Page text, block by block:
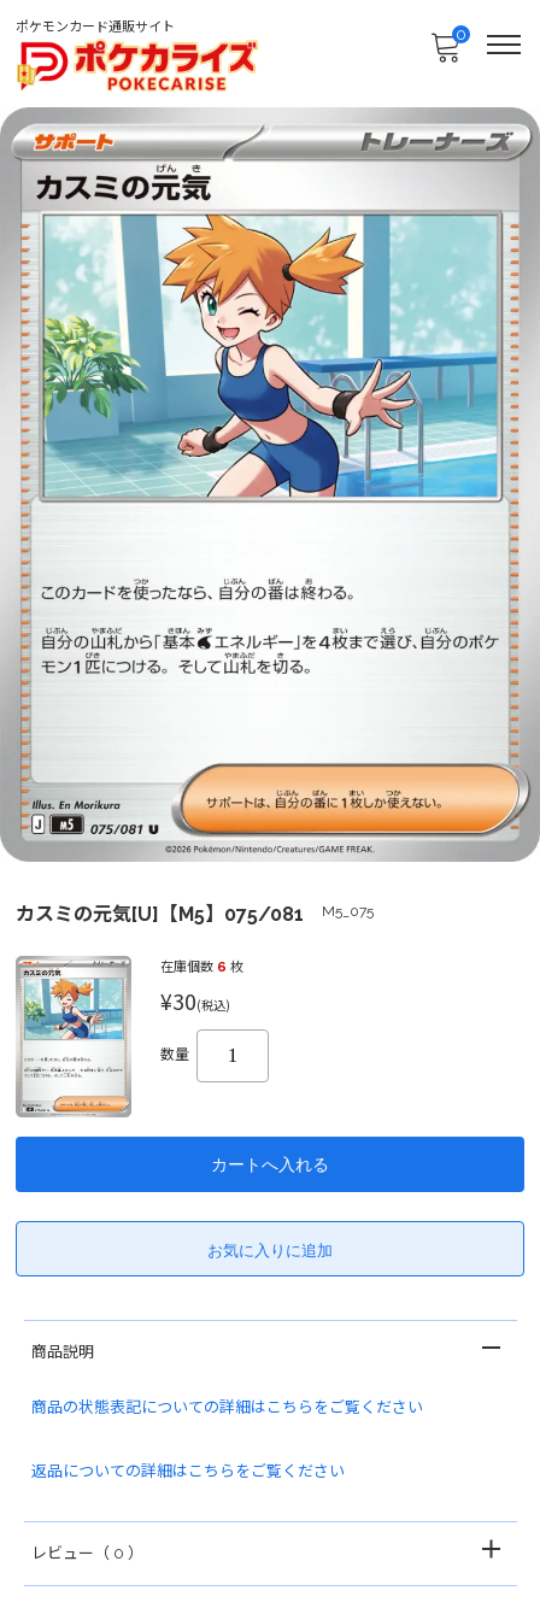
ポケモンカード通販サイト 0
カスミの元気[U]【M5】075/081 M5_075
在庫個数 6 枚
¥30(税込)
数量
商品説明
商品の状態表記についての詳細はこちらをご覧ください
返品についての詳細はこちらをご覧ください
レビュー （ 0 ）